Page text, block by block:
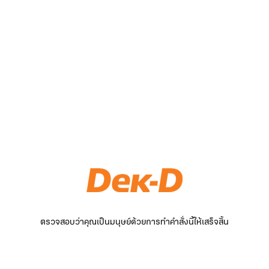
ตรวจสอบว่าคุณเป็นมนุษย์ด้วยการทำคำสั่งนี้ให้เสร็จสิ้น